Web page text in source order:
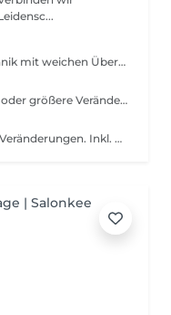
Einfache Balayage oder Airtouch Technik mit weichen Übergängen für langanhaltendem Tragekomfort. Inkl. Beratung, Haarpflege, Handmassage und Kopfmassage. Für wen ist das Basic Balayage-Paket geeignet? Dieses Paket richtet sich an Kundinnen, die bereits eine Balayage oder Airtouch-Behandlung hatten und sich eine dezente Auffrischung wünschen. Es ist ideal, wenn die bestehende Farbtechnik noch gut erhalten ist und lediglich sanft nachgearbeitet werden soll, ohne eine komplette Neugestaltung. Ebenso eignet sich Basic Paket für alle, die gezielte, leichte Aufhellungen bevorzugen – zum Beispiel am Oberkopf, im Konturbereich oder als Face Frame. Perfekt für einen frischen, natürlichen Look mit minimalem Aufwand und ohne den gesamten Kopf zu behandeln.
Ganzheitliches Balayage Farbkonzept oder größere Veränderungen. Inkl. Beratung, Haarpflege, Handmassage und Kopfmassage. Für wen ist das Premium Balayage-Paket geeignet? Dieses Paket ist ideal für Kundinnen, die sich eine deutlichere Auffrischung oder Veränderung wünschen, ohne eine komplette Neugestaltung vorzunehmen. Es eignet sich besonders, wenn die bestehende Balayage herausgewachsen ist und mehr Helligkeit sowie eine gleichmäßigere Farbverteilung gewünscht wird. Perfekt für alle, die mehr als nur eine leichte Nacharbeit möchten – zum Beispiel zusätzliche Strähnen im Längen- und Spitzenbereich, eine intensivere Aufhellung oder ein insgesamt frischer, lebendiger Look. Das Premium Paket bildet die optimale Balance zwischen natürlicher Auffrischung und sichtbarer Veränderung.
Intensives Farbkonzept oder größere Veränderungen. Inkl. Beratung, Haarpflege, Handmassage und Kopfmassage. Für wen ist das Deluxe Balayage-Paket geeignet? Das Deluxe Balayage ist die richtige Wahl, wenn der gesamte Kopf umfassend bearbeitet wird – für ein neues, harmonisches Gesamtbild mit maximaler Leuchtkraft und Dimension. Perfekt für alle, die bereit sind für einen intensiven, hochwertigen Farbservice mit einem deutlich sichtbaren Ergebnis.